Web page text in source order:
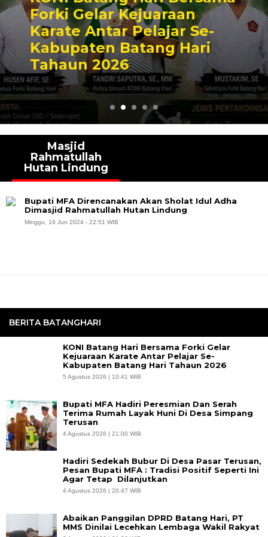
Forki Gelar Kejuaraan
Karate Antar Pelajar Se-
Kabupaten Batang Hari
Tahaun 2026
BERITA BATANGHARI
KONI Batang Hari Bersama Forki Gelar
Kejuaraan Karate Antar Pelajar Se-
Kabupaten Batang Hari Tahaun 2026
5 Agustus 2026 | 10:41 WIB
Bupati MFA Hadiri Peresmian Dan Serah
Terima Rumah Layak Huni Di Desa Simpang
Terusan
4 Agustus 2026 | 21:00 WIB
Hadiri Sedekah Bubur Di Desa Pasar Terusan,
Pesan Bupati MFA : Tradisi Positif Seperti Ini
Agar Tetap Dilanjutkan
4 Agustus 2026 | 20:47 WIB
Abaikan Panggilan DPRD Batang Hari, PT
MMS Dinilai Lecehkan Lembaga Wakil Rakyat
Masjid
Rahmatullah
Hutan Lindung
Bupati MFA Direncanakan Akan Sholat Idul Adha
Dimasjid Rahmatullah Hutan Lindung
Minggu, 16 Jun 2024 - 22:51 WIB